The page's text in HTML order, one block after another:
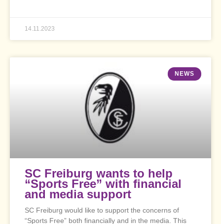
14.11.2023
NEWS
SC Freiburg wants to help
“Sports Free” with financial
and media support
SC Freiburg would like to support the concerns of
“Sports Free” both financially and in the media. This